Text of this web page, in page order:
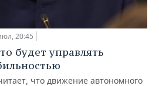
20:45
будет управлять
что движение автономного